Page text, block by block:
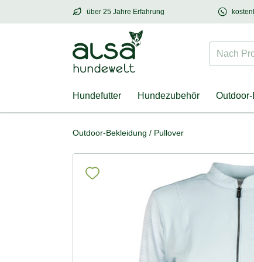
über 25 Jahre Erfahrung
über25 Jahre Erfahrung – mit Herz für
Nach
Hundefutter Hundezubehör
Outdoor-Bekleidung / Pullover